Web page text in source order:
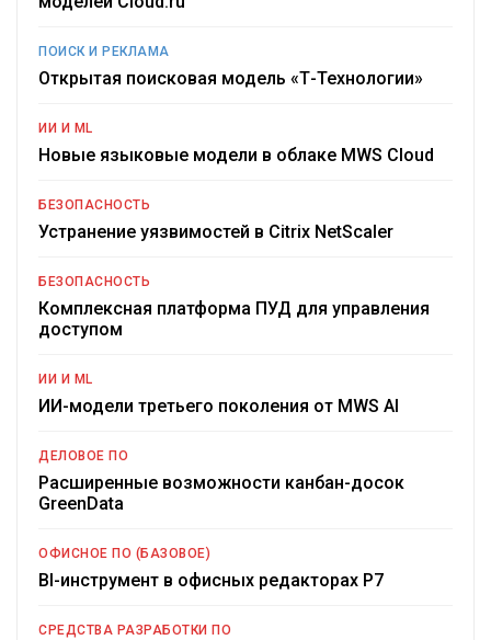
ПОИСК И РЕКЛАМА
Открытая поисковая модель «Т-Технологии»
ИИ И ML
Новые языковые модели в облаке MWS Cloud
БЕЗОПАСНОСТЬ
Устранение уязвимостей в Citrix NetScaler
БЕЗОПАСНОСТЬ
Комплексная платформа ПУД для управления
доступом
ИИ И ML
ИИ-модели третьего поколения от MWS AI
ДЕЛОВОЕ ПО
Расширенные возможности канбан-досок
GreenData
ОФИСНОЕ ПО (БАЗОВОЕ)
BI-инструмент в офисных редакторах Р7
СРЕДСТВА РАЗРАБОТКИ ПО